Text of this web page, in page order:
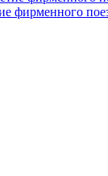
фирменного